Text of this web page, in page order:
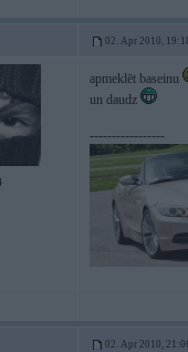
02. Apr 2010,
apmeklēt baseinu
un daudz
-----------------
02. Apr 2010,